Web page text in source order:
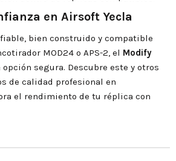
en Airsoft Yecla
bien construido y compatible
MOD24 o APS-2, el Modify
opción segura. Descubre este y otros
de calidad profesional en
el rendimiento de tu réplica con